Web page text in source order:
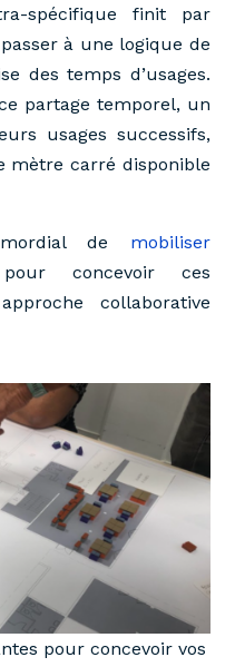
spécifique finit par
à une logique de
des temps d’usages.
partage temporel, un
usages successifs,
mètre carré disponible
de mobiliser
concevoir ces
collaborative
pour concevoir vos